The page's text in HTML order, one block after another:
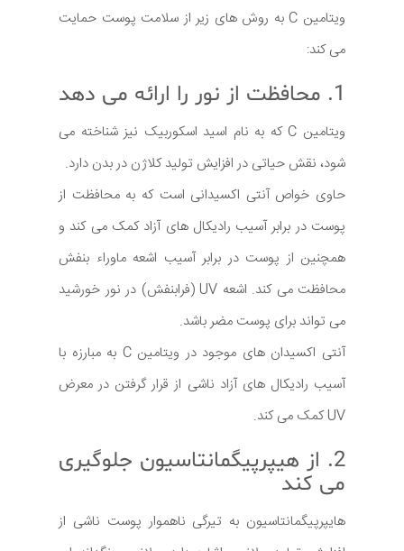
ویتامین C به روش های زیر از سلامت پوست حمایت
می کند:
1. محافظت از نور را ارائه می دهد
ویتامین C که به نام اسید اسکوربیک نیز شناخته می
شود، نقش حیاتی در افزایش تولید کلاژن در بدن دارد.
حاوی خواص آنتی اکسیدانی است که به محافظت از
پوست در برابر آسیب رادیکال های آزاد کمک می کند و
همچنین از پوست در برابر آسیب اشعه ماوراء بنفش
محافظت می کند. اشعه UV (فرابنفش) در نور خورشید
می تواند برای پوست مضر باشد.
آنتی اکسیدان های موجود در ویتامین C به مبارزه با
آسیب رادیکال های آزاد ناشی از قرار گرفتن در معرض
UV کمک می کند.
2. از هیپرپیگمانتاسیون جلوگیری
می کند
هایپرپیگمانتاسیون به تیرگی ناهموار پوست ناشی از